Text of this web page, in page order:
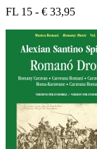
FL 15 - € 33,95